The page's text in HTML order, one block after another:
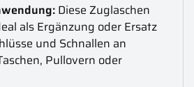
Diese Zuglaschen
als Ergänzung oder Ersatz
und Schnallen an
Pullovern oder